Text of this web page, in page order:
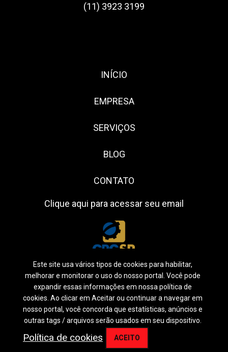
Este site usa vários tipos de cookies para habilitar,
melhorar e monitorar o uso do nosso portal. Você pode
expandir essas informações em nossa política de
cookies. Ao clicar em Aceitar ou continuar a navegar em
nosso portal, você concorda que estatísticas, anúncios e
outras tags / arquivos serão usados em seu dispositivo.
Política de cookies ACEITO
(11) 3923 3199
INÍCIO
EMPRESA
SERVIÇOS
BLOG
CONTATO
Clique aqui para acessar seu email
Siga-nos:
2026 © Profitdam. Política de Privacidade